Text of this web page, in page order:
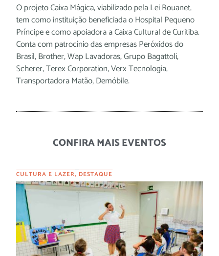
O projeto Caixa Mágica, viabilizado pela Lei Rouanet,
tem como instituição beneficiada o Hospital Pequeno
Príncipe e como apoiadora a Caixa Cultural de Curitiba.
Conta com patrocínio das empresas Peróxidos do
Brasil, Brother, Wap Lavadoras, Grupo Bagattoli,
Scherer, Terex Corporation, Verx Tecnologia,
Transportadora Matão, Demóbile.
CONFIRA MAIS EVENTOS
CULTURA E LAZER, DESTAQUE